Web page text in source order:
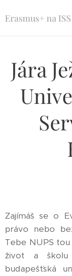
Erasmus+ na ISS
Jára
Zajímáš se o
právo nebo
Tebe NUPS
život a
budapešťská